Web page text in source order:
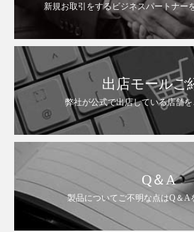
新規お取引をするビジネスパートナー
出店モールご
弊社が公式で出店している店舗を
Q＆A
製品についてご不明な点はQ＆A